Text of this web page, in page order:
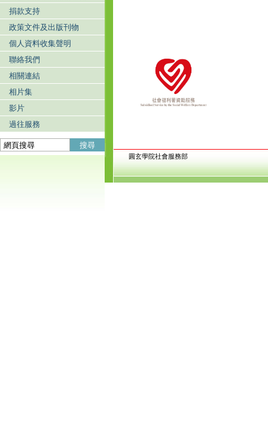
捐款支持
政策文件及出版刊物
個人資料收集聲明
聯絡我們
相關連結
相片集
影片
過往服務
搜尋
圓玄學院社會服務部